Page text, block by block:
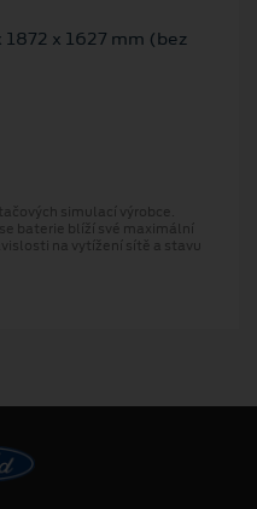
x 1627 mm (bez
simulací výrobce.
baterie blíží své maximální
na vytížení sítě a stavu